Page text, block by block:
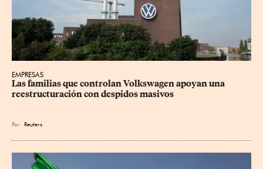
EMPRESAS
Las familias que controlan Volkswagen apoyan una
reestructuración con despidos masivos
Por Reuters